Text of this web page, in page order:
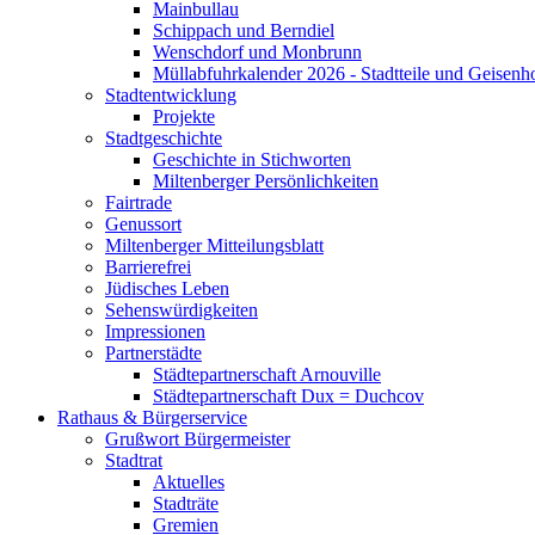
Mainbullau
Schippach und Berndiel
Wenschdorf und Monbrunn
Müllabfuhrkalender 2026 - Stadtteile und
Stadtentwicklung
Projekte
Stadtgeschichte
Geschichte in Stichworten
Miltenberger Persönlichkeiten
Fairtrade
Genussort
Miltenberger Mitteilungsblatt
Barrierefrei
Jüdisches Leben
Sehenswürdigkeiten
Impressionen
Partnerstädte
Städtepartnerschaft Arnouville
Städtepartnerschaft Dux = Duchcov
Rathaus & Bürgerservice
Grußwort Bürgermeister
Stadtrat
Aktuelles
Stadträte
Gremien